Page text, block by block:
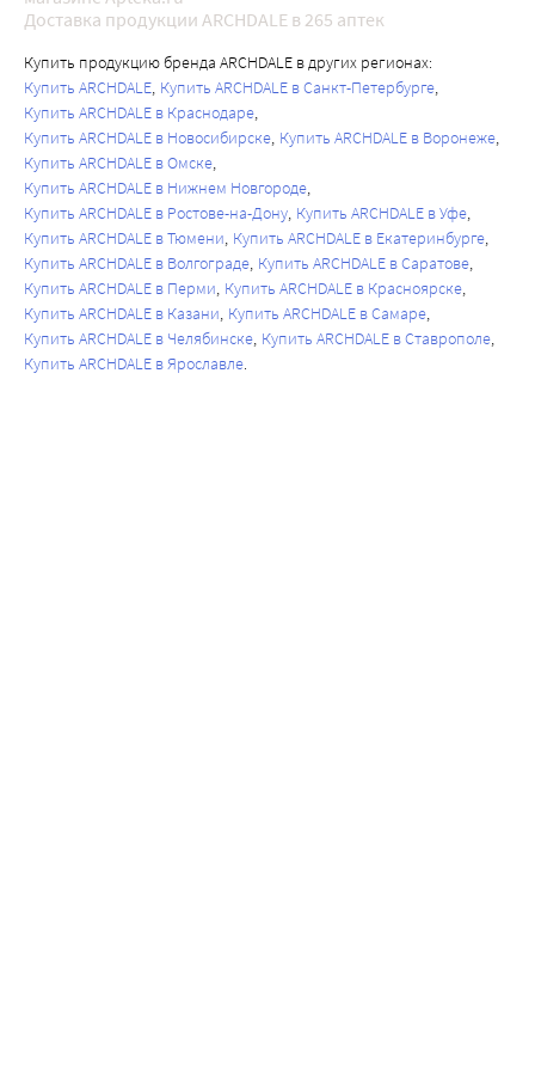
Доставка продукции ARCHDALE в 265 аптек
Купить продукцию бренда ARCHDALE в других регионах:
Купить ARCHDALE Купить ARCHDALE в Санкт-Петербурге
Купить ARCHDALE в Краснодаре
Купить ARCHDALE в Новосибирске Купить ARCHDALE в Воронеже
Купить ARCHDALE в Омске
Купить ARCHDALE в Нижнем Новгороде
Купить ARCHDALE в Ростове-на-Дону Купить ARCHDALE в Уфе
Купить ARCHDALE в Тюмени Купить ARCHDALE в Екатеринбурге
Купить ARCHDALE в Волгограде Купить ARCHDALE в Саратове
Купить ARCHDALE в Перми Купить ARCHDALE в Красноярске
Купить ARCHDALE в Казани Купить ARCHDALE в Самаре
Купить ARCHDALE в Челябинске Купить ARCHDALE в Ставрополе
Купить ARCHDALE в Ярославле